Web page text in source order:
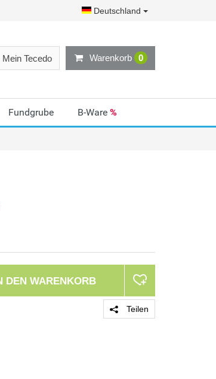
Deutschland
Warenkorb 0
Mein Tecedo
Fundgrube B-Ware %
DEN WARENKORB
Teilen